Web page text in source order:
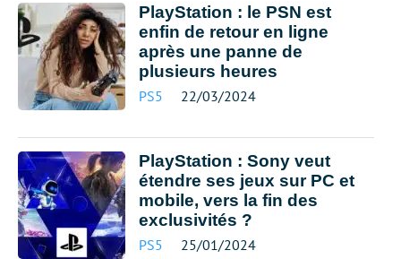
PlayStation : le PSN est
enfin de retour en ligne
après une panne de
plusieurs heures
PS5 22/03/2024
PlayStation : Sony veut
étendre ses jeux sur PC et
mobile, vers la fin des
exclusivités ?
PS5 25/01/2024